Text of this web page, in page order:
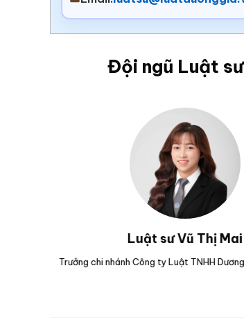
Đội ngũ Luật
Gia tại Đà
Luật sư Vũ Văn
Nguyên Kiểm sát viên Viện kiểm sát